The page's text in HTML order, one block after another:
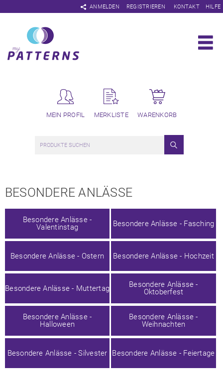
ANMELDEN
Navigation
überspringen
REGISTRIEREN KONTAKT HILFE
MEIN PROFIL MERKLISTE WARENKORB
BESONDERE ANLÄSSE
überspringen
Besondere Anlässe -
Valentinstag
Besondere Anlässe - Fasching
Besondere Anlässe - Ostern Besondere Anlässe - Hochzeit
Besondere Anlässe - Muttertag
Besondere Anlässe -
Oktoberfest
Besondere Anlässe -
Halloween
Besondere Anlässe -
Weihnachten
Besondere Anlässe - Silvester Besondere Anlässe - Feiertage